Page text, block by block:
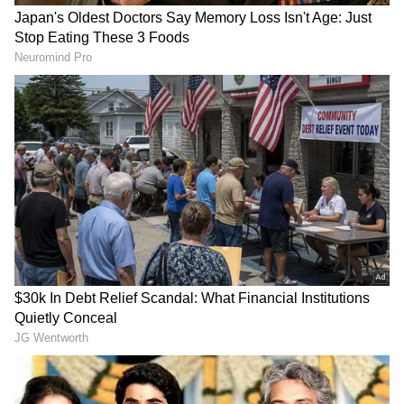
ಈ ಮಾಹಿತಿ ಮೇರೆಗೆ ನಗರದ ನೃಪತುಂಗ ರಸ್ತೆಯಲ್ಲಿರುವ
ಆರ್‌ಬಿಐ ಕಚೇರಿಗೆ ತೆರಳಿ ಪೊಲೀಸರು ಪರಿಶೀಲಿಸಿದಾಗ
ಇದೊಂದು ಹುಸಿ ಕರೆ ಎಂಬುದು ಗೊತ್ತಾಗಿದೆ. ಬಳಿಕ
ನಿಯಂತ್ರಣ ಕೊಠಡಿಯ ಪಿಎಸ್‌ಐ ದೂರು ಆಧರಿಸಿ ತನಿಖೆ
ನಡೆಸಲಾಯಿತು ಎಂದು ಅಧಿಕಾರಿಗಳು ತಿಳಿಸಿದ್ದಾರೆ.
RECOMMENDED STORIES